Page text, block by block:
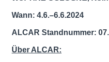
Wann: 4.6.–6.6.2024
ALCAR Standnummer:
Über ALCAR: